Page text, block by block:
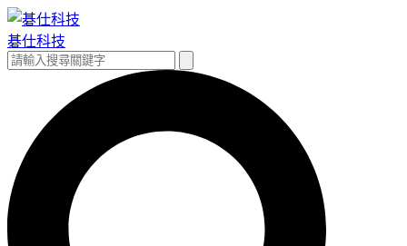
跳
至
主
碁仕科技
搜